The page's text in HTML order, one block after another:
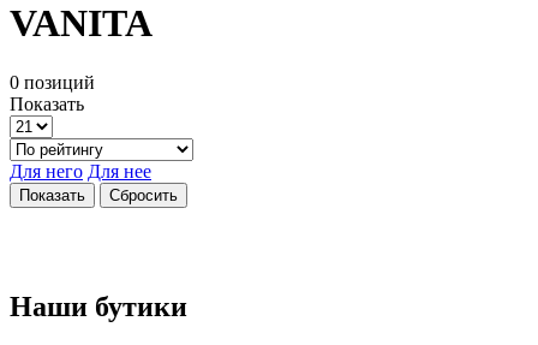
VANITA
0 позиций
Показать
Для него Для нее
Наши бутики